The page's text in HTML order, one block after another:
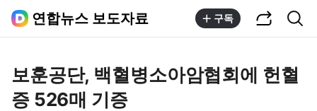
연합뉴스 보도자료 구독
보훈공단, 백혈병소아암협회에 헌혈
증 526매 기증